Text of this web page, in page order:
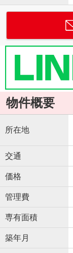
物件概要
所在地
交通
価格
管理費
専有面積
築年月